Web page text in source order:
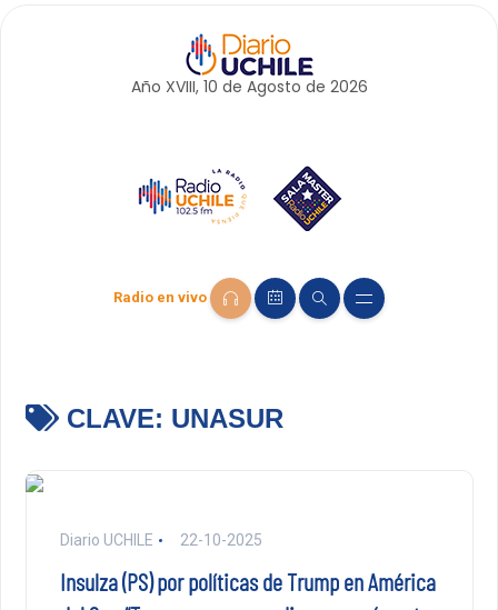
Año XVIII, 10 de Agosto de 2026
Radio en vivo
CLAVE: UNASUR
Diario UCHILE 22-10-2025
Insulza (PS) por políticas de Trump en América